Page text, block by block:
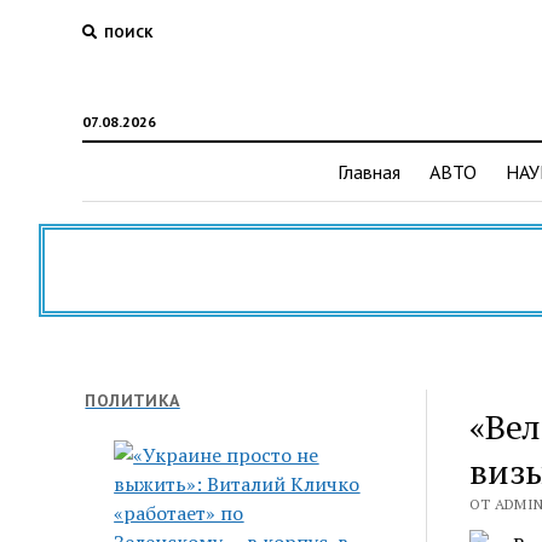
ПОИСК
07.08.2026
Главная АВТО
ПОЛИТИКА
ОТ